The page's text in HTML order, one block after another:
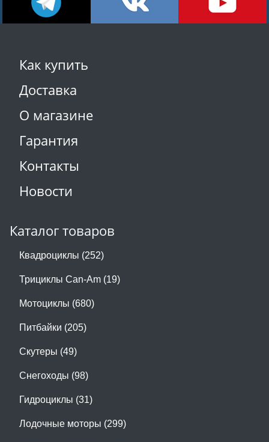
Как купить
Доставка
О магазине
Гарантия
Контакты
Новости
Каталог товаров
Квадроциклы (252)
Трициклы Can-Am (19)
Мотоциклы (680)
Питбайки (205)
Скутеры (49)
Снегоходы (98)
Гидроциклы (31)
Лодочные моторы (299)